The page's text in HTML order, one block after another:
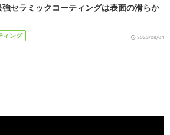
セラミックコーティングは表面の滑らか
ィング 2023/08/04